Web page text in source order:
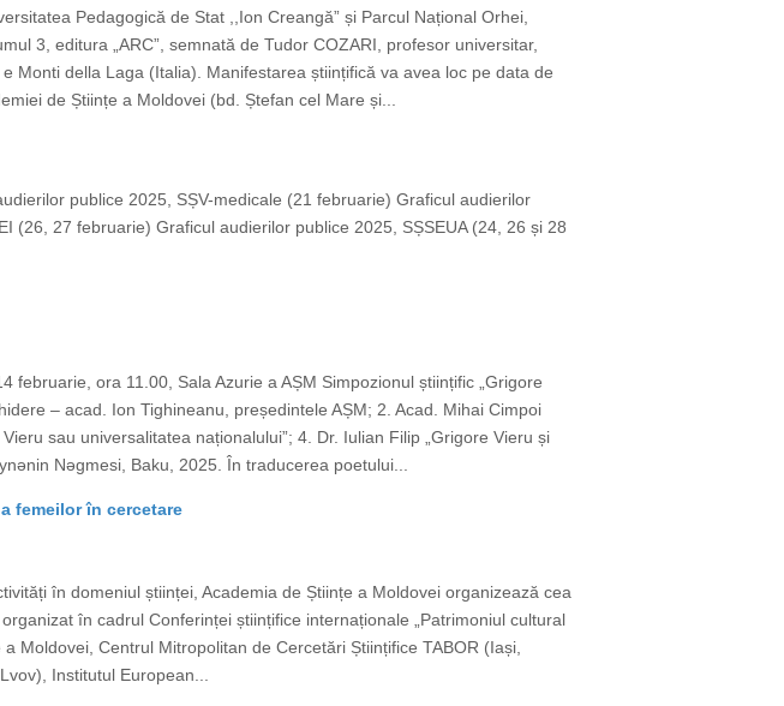
Pedagogică de Stat ,,Ion Creangă” și Parcul Național Orhei,
3, editura „ARC”, semnată de Tudor COZARI, profesor universitar,
Monti della Laga (Italia). Manifestarea științifică va avea loc pe data de
de Științe a Moldovei (bd. Ștefan cel Mare și...
publice 2025, SȘV-medicale (21 februarie) Graficul audierilor
(26, 27 februarie) Graficul audierilor publice 2025, SȘSEUA (24, 26 și 28
ora 11.00, Sala Azurie a AȘM Simpozionul științific „Grigore
– acad. Ion Tighineanu, președintele AȘM; 2. Acad. Mihai Cimpoi
sau universalitatea naționalului”; 4. Dr. Iulian Filip „Grigore Vieru și
Nǝgmesi, Baku, 2025. În traducerea poetului...
femeilor în cercetare
în domeniul științei, Academia de Științe a Moldovei organizează cea
în cadrul Conferinței științifice internaționale „Patrimoniul cultural
Moldovei, Centrul Mitropolitan de Cercetări Științifice TABOR (Iași,
Institutul European...